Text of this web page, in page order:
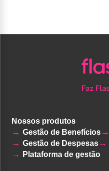
Nossos produtos
Gestão de Benefícios
Gestão de Despesas
Plataforma de gestão